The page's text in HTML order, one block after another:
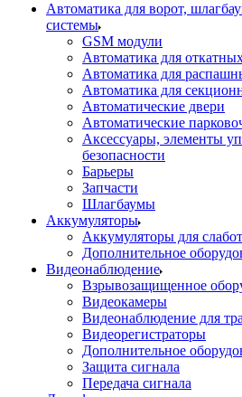
Автоматика для ворот,
системы
GSM модули
Автоматика для
Автоматика для
Автоматика для
Автоматические двери
Автоматические
Аксессуары, элементы
безопасности
Барьеры
Запчасти
Шлагбаумы
Аккумуляторы
Аккумуляторы для
Дополнительное
Видеонаблюдение
Взрывозащищенное
Видеокамеры
Видеонаблюдение для
Видеорегистраторы
Дополнительное
Защита сигнала
Передача сигнала